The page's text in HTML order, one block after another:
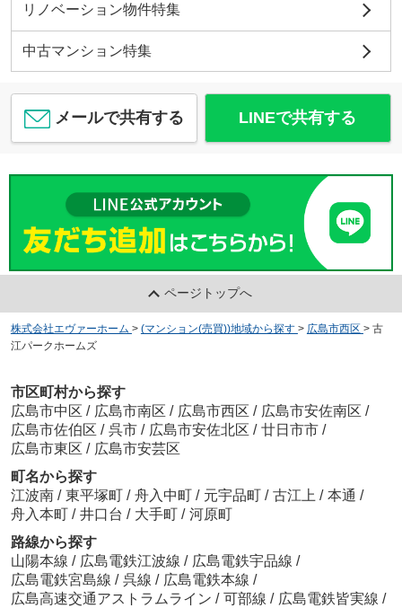
リノベーション物件特集
中古マンション特集
メールで共有する LINEで共有する
ページトップへ
株式会社エヴァーホーム > (マンション(売買))地域から探す > 広島市西区 > 古
江パークホームズ
市区町村から探す
広島市中区 / 広島市南区 / 広島市西区 / 広島市安佐南区 /
広島市佐伯区 / 呉市 / 広島市安佐北区 / 廿日市市 /
広島市東区 / 広島市安芸区
町名から探す
江波南 / 東平塚町 / 舟入中町 / 元宇品町 / 古江上 / 本通 /
舟入本町 / 井口台 / 大手町 / 河原町
路線から探す
山陽本線 / 広島電鉄江波線 / 広島電鉄宇品線 /
広島電鉄宮島線 / 呉線 / 広島電鉄本線 /
広島高速交通アストラムライン / 可部線 / 広島電鉄皆実線 /